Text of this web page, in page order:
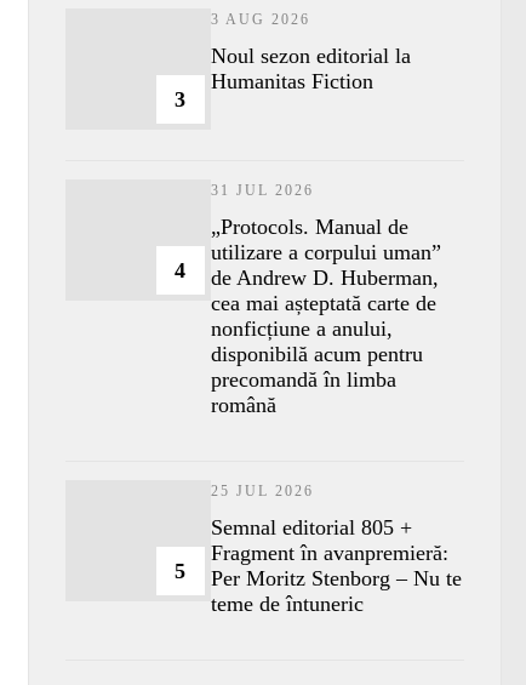
3
3 AUG 2026
​Noul sezon editorial la
Humanitas Fiction
4
31 JUL 2026
„Protocols. Manual de
utilizare a corpului uman”
de Andrew D. Huberman,
cea mai așteptată carte de
nonficțiune a anului,
disponibilă acum pentru
precomandă în limba
română
5
25 JUL 2026
Semnal editorial 805 +
Fragment în avanpremieră:
Per Moritz Stenborg – Nu te
teme de întuneric